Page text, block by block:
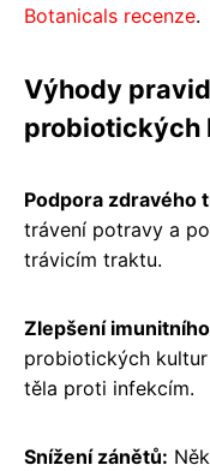
Botanicals recenze.
Výhody
probiotických
Podpora zdravého
trávení potravy a
trávicím traktu.
Zlepšení
probiotických
těla proti infekcím.
Snížení zánětů: